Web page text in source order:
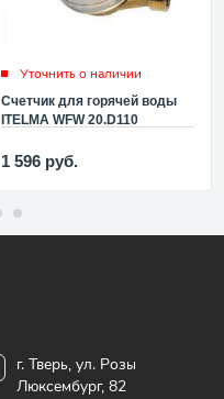
Уточнить о наличии
Счетчик для горячей воды
ITELMA WFW 20.D110
1 596 руб.
г. Тверь, ул. Розы
Люксембург, 82